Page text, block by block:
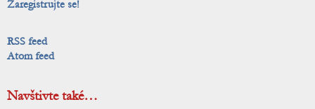
Zaregistrujte se!
RSS feed
Atom feed
Navštivte také…